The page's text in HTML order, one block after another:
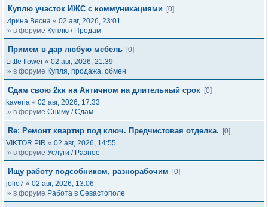
Куплю участок ИЖС с коммуникациями
[0]
Ирина Весна « 02 авг, 2026, 23:01
» в форуме Куплю / Продам
Примем в дар любую мебель [0]
Little flower « 02 авг, 2026, 21:39
» в форуме Купля, продажа, обмен
Сдам свою 2кк на Античном на длительный срок [0]
kaveria « 02 авг, 2026, 17:33
» в форуме Сниму / Сдам
Re: Ремонт квартир под ключ. Предчистовая отделка.
[0]
VIKTOR PIR « 02 авг, 2026, 14:55
» в форуме Услуги / Разное
Ищу работу подсобником, разнорабочим
[0]
jolie7 « 02 авг, 2026, 13:06
» в форуме Работа в Севастополе